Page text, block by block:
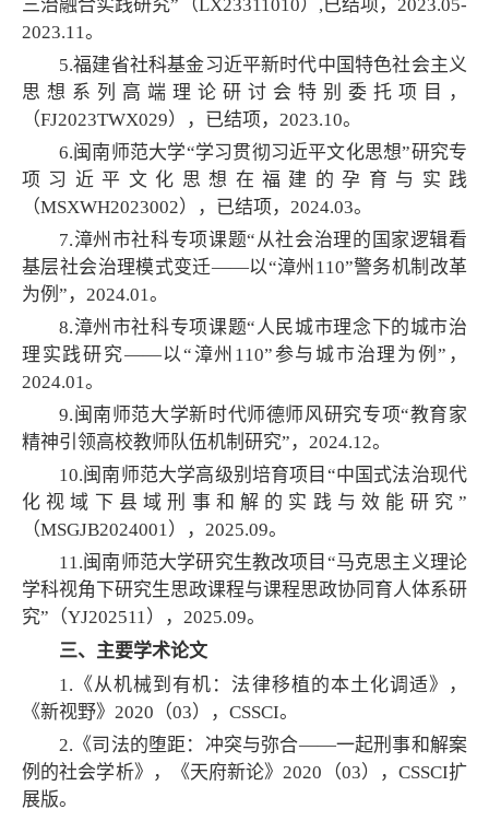
三治融合实践研究”（LX23311010）,已结项，2023.05-
2023.11。
5.福建省社科基金习近平新时代中国特色社会主义
思想系列高端理论研讨会特别委托项目，
（FJ2023TWX029），已结项，2023.10。
6.闽南师范大学“学习贯彻习近平文化思想”研究专
项习近平文化思想在福建的孕育与实践
（MSXWH2023002），已结项，2024.03。
7.漳州市社科专项课题“从社会治理的国家逻辑看
基层社会治理模式变迁——以“漳州110”警务机制改革
为例”，2024.01。
8.漳州市社科专项课题“人民城市理念下的城市治
理实践研究——以“漳州110”参与城市治理为例”，
2024.01。
9.闽南师范大学新时代师德师风研究专项“教育家
精神引领高校教师队伍机制研究”，2024.12。
10.闽南师范大学高级别培育项目“中国式法治现代
化视域下县域刑事和解的实践与效能研究”
（MSGJB2024001），2025.09。
11.闽南师范大学研究生教改项目“马克思主义理论
学科视角下研究生思政课程与课程思政协同育人体系研
究”（YJ202511），2025.09。
三、主要学术论文
1.《从机械到有机：法律移植的本土化调适》，
《新视野》2020（03），CSSCI。
2.《司法的堕距：冲突与弥合——一起刑事和解案
例的社会学析》，《天府新论》2020（03），CSSCI扩
展版。